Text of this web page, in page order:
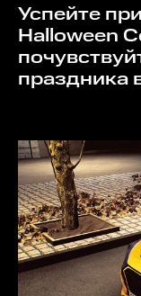
Успейте приобрести "Taxi Life:
Halloween
праздника